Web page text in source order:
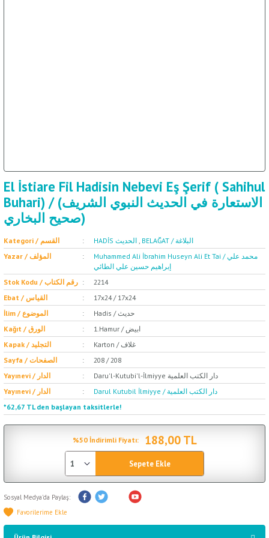
El İstiare Fil Hadisin Nebevi Eş Şerif ( Sahihul
Buhari) / (الاستعارة في الحديث النبوي الشريف
(صحيح البخاري
Kategori / القسم HADİS الحديث ,
BELAĞAT / البلاغة
Yazar / المؤلف
Muhammed Ali İbrahim Huseyn Ali Et Tai / محمد علي
إبراهيم حسين علي الطائي
Stok Kodu / رقم الكتاب
2214
Ebat / القياس
17x24 / 17x24
İlim / الموضوع
Hadis / حديث
Kağıt / الورق
1.Hamur / ابيض
Kapak / التجليد
Karton / غلاف
Sayfa / الصفحات
208 / 208
Yayınevi / الدار
Daru'l-Kutubi'l-İlmiyye دار الكتب العلمية
Yayınevi / الدار
Darul Kutubil İlmiyye / دار الكتب العلمية
*62,67 TL den başlayan taksitlerle!
%50 İndirimli Fiyatı: 188,00 TL
Sepete Ekle
Sosyal Medya'da Paylaş: